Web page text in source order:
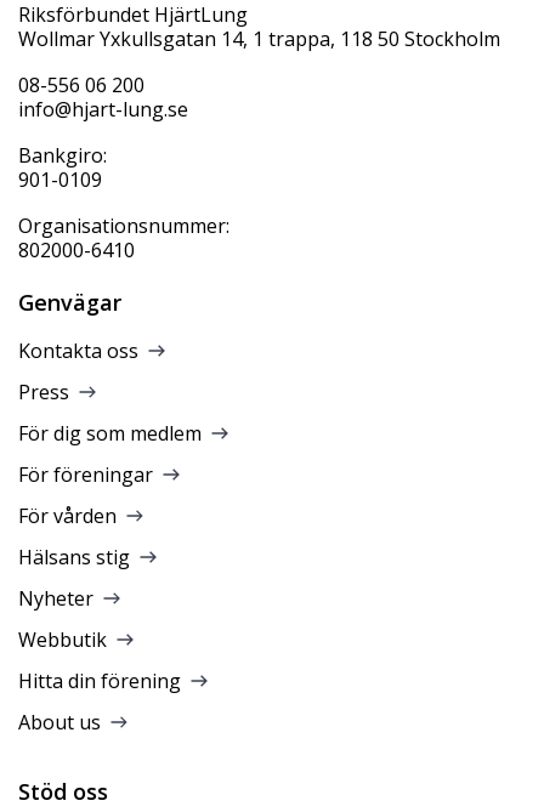
Riksförbundet HjärtLung
Wollmar Yxkullsgatan 14, 1 trappa, 118 50 Stockholm
08-556 06 200
info@hjart-lung.se
Bankgiro:
901-0109
Organisationsnummer:
802000-6410
Genvägar
Kontakta oss
Press
För dig som medlem
För föreningar
För vården
Hälsans stig
Nyheter
Webbutik
Hitta din förening
About us
Stöd oss